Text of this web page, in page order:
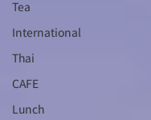
Tea
International
Thai
CAFE
Lunch